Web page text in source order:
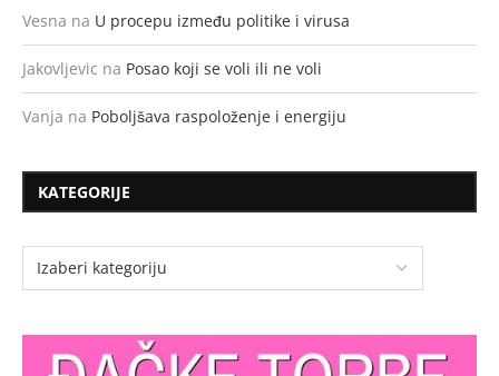
Vesna na U procepu između politike i virusa
Jakovljevic na Posao koji se voli ili ne voli
Vanja na Poboljšava raspoloženje i energiju
KATEGORIJE